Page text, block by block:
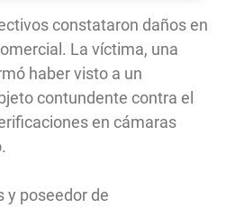
constataron daños en
La víctima, una
haber visto a un
contundente contra el
en cámaras
y poseedor de